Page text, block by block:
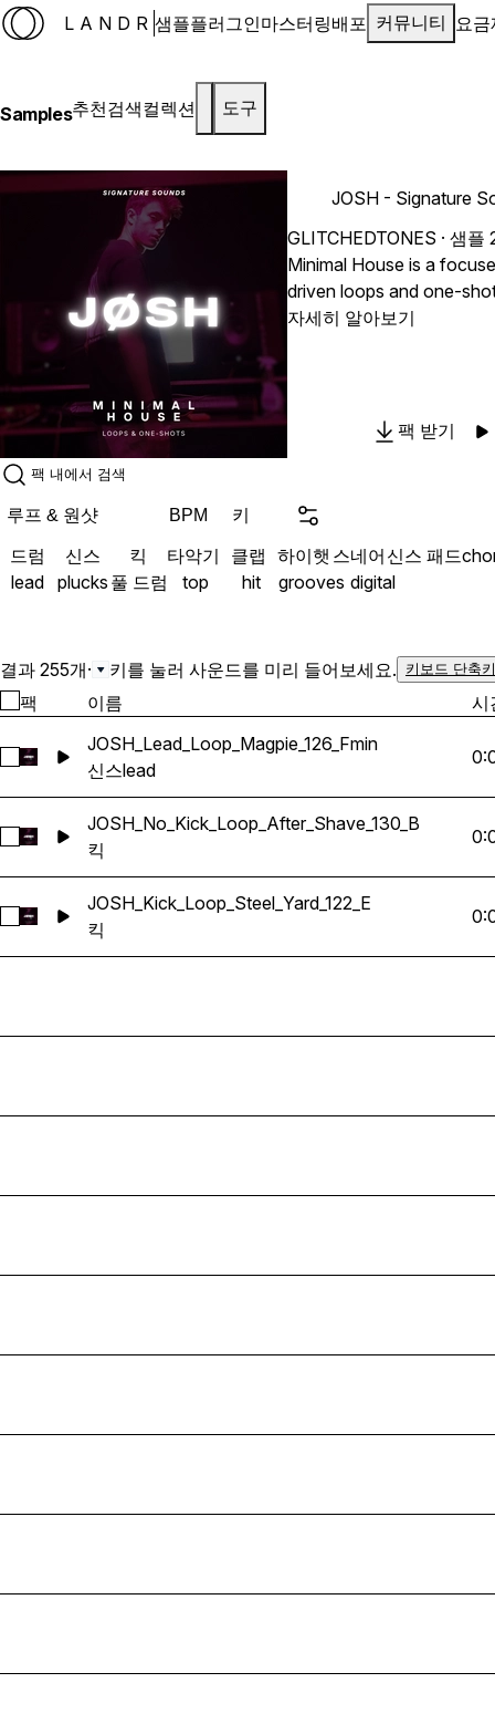
LANDR 샘플플러그인마스터링배포 커뮤니티 요금
Samples추천검색컬렉션 도구
JOSH - Signature
GLITCHEDTONES · 샘플
Minimal House is a
driven loops and one-
musicality, and the club-
house: rhythm, space, and
instant ideas with
no-kick versions and
control to shape your
designed to lock in
one-shots, with warm
phrasing that evolves
Everything is clean,
together, whether you’re
toolkit shaped by an
make people move.
자세히 알아보기
팩 받기
루프 & 원샷 BPM 키
드럼 신스 킥 타악기 클랩 하이햇 스네어 신스 패드
lead plucks 풀 드럼 top hit grooves digital
결과 255개· 키를 눌러 사운드를 미리 들어보세요. 키보드 단축
팩 이름 시
JOSH_Lead_Loop_Magpie_126_Fmin 선택
JOSH_Lead_Loop_Magpie_126_Fmin
신스lead
JOSH_No_Kick_Loop_After_Shave_130_B 선택
JOSH_No_Kick_Loop_After_Shave_130_B
킥
JOSH_Kick_Loop_Steel_Yard_122_E 선택
JOSH_Kick_Loop_Steel_Yard_122_E
킥